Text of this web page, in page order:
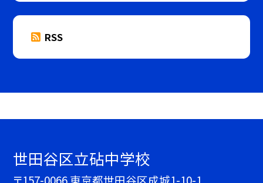
RSS
世田谷区立砧中学校